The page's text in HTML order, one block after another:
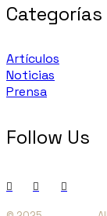
Categorías
Artículos
Noticias
Prensa
Follow Us